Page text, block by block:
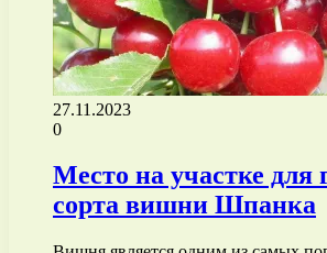
27.11.2023
0
Место на участке для
сорта вишни Шпанка